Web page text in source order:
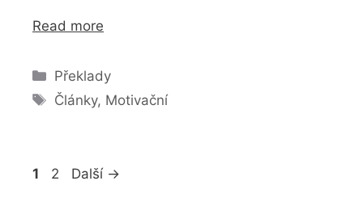
Read more
Rubriky
Překlady
Štítky
Články, Motivační
Stránka
1 Stránka
2 Další →